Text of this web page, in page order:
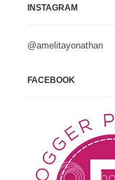
INSTAGRAM
@amelitayonathan
FACEBOOK